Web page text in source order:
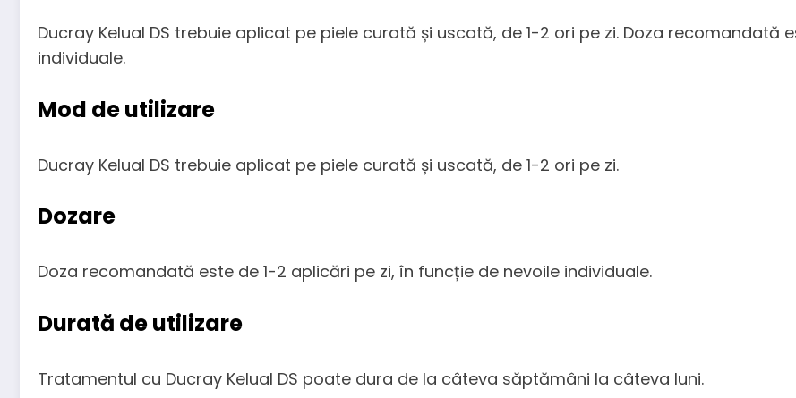
Ducray Kelual DS trebuie aplicat pe piele curată și uscată, de 1-2 ori pe zi. Doza recomandată
individuale.
Mod de utilizare
Ducray Kelual DS trebuie aplicat pe piele curată și uscată, de 1-2 ori pe zi.
Dozare
Doza recomandată este de 1-2 aplicări pe zi, în funcție de nevoile individuale.
Durată de utilizare
Tratamentul cu Ducray Kelual DS poate dura de la câteva săptămâni la câteva luni.